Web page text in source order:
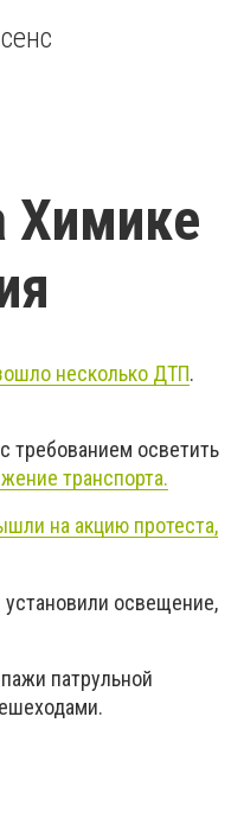
Химике
несколько ДТП.
требованием осветить
транспорта.
на акцию протеста,
установили освещение,
патрульной